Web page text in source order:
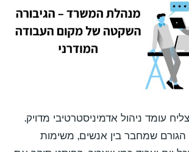
עומד ניהול אדמיניסטרטיבי מדויק.
שמחבר בין אנשים, משימות